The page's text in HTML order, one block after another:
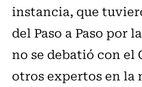
instancia, que
del Paso a Paso por
no se debatió con el
otros expertos en la